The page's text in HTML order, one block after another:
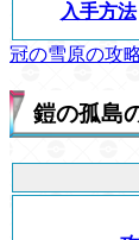
入手方法
冠の雪原の攻
鎧の孤島